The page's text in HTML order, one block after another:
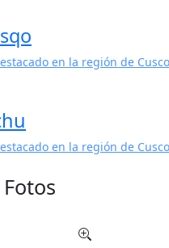
en la región de
en la región de